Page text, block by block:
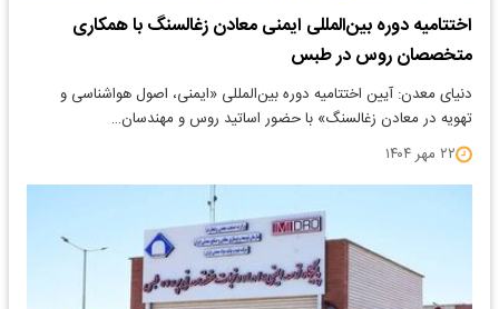
اختتامیه دوره بین‌المللی ایمنی معادن زغالسنگ با همکاری
متخصصان روس در طبس
دنیای معدن: آیین اختتامیه دوره بین‌المللی «ایمنی، اصول هواشناسی و
تهویه در معادن زغالسنگ» با حضور اساتید روس و مهندسان…
۲۲ مهر ۱۴۰۴